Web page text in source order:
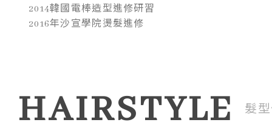
2014韓國電棒造型進修研習
2016年沙宣學院燙髮進修
HAIRSTYLE 髮